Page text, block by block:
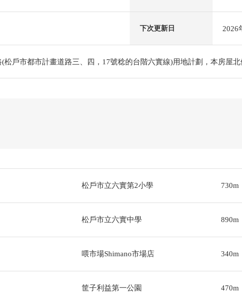
下次更新日 2026
松戶市都市計畫道路三、四，17號稔的台階六實線)用地計劃，本房屋
松戶市立六實第2小學 730m
松戶市立六實中學 890m
喂市場Shimano市場店 340m
筐子利益第一公園 470m